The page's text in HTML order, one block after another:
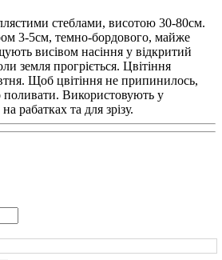
стеблами, висотою 30-80см.
3-5см, темно-бордового, майже
висівом насіння у відкритий
земля прогріється. Цвітіння
Щоб цвітіння не припинилось,
поливати. Використовують у
рабатках та для зрізу.